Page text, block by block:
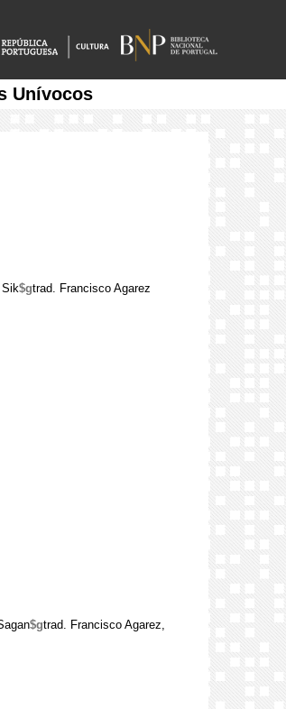
Unívocos
$gtrad. Francisco Agarez
$gtrad. Francisco Agarez,